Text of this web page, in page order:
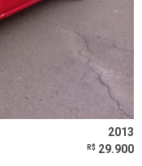
2013
R$ 29.900